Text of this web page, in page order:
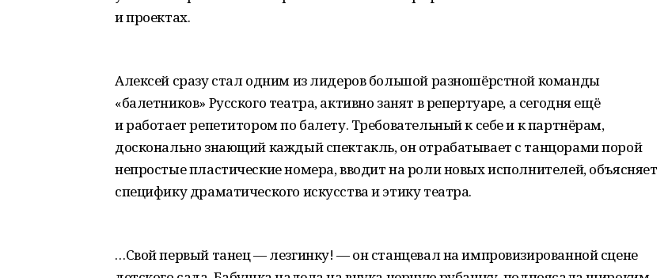
и проектах.
Алексей сразу стал одним из лидеров большой разношёрстной команды
«балетников» Русского театра, активно занят в репертуаре, а сегодня ещё
и работает репетитором по балету. Требовательный к себе и к партнёрам,
досконально знающий каждый спектакль, он отрабатывает с танцорами порой
непростые пластические номера, вводит на роли новых исполнителей, объясняет
специфику драматического искусства и этику театра.
…Свой первый танец — лезгинку! — он станцевал на импровизированной сцене